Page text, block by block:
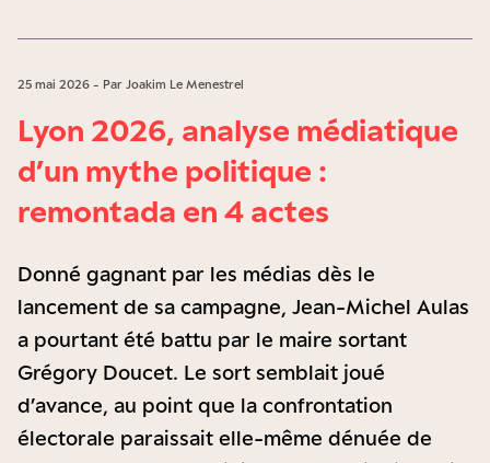
25 mai 2026 - Par Joakim Le Menestrel
Lyon 2026, analyse médiatique
d’un mythe politique :
remontada en 4 actes
Donné gagnant par les médias dès le
lancement de sa campagne, Jean-Michel Aulas
a pourtant été battu par le maire sortant
Grégory Doucet. Le sort semblait joué
d’avance, au point que la confrontation
électorale paraissait elle-même dénuée de